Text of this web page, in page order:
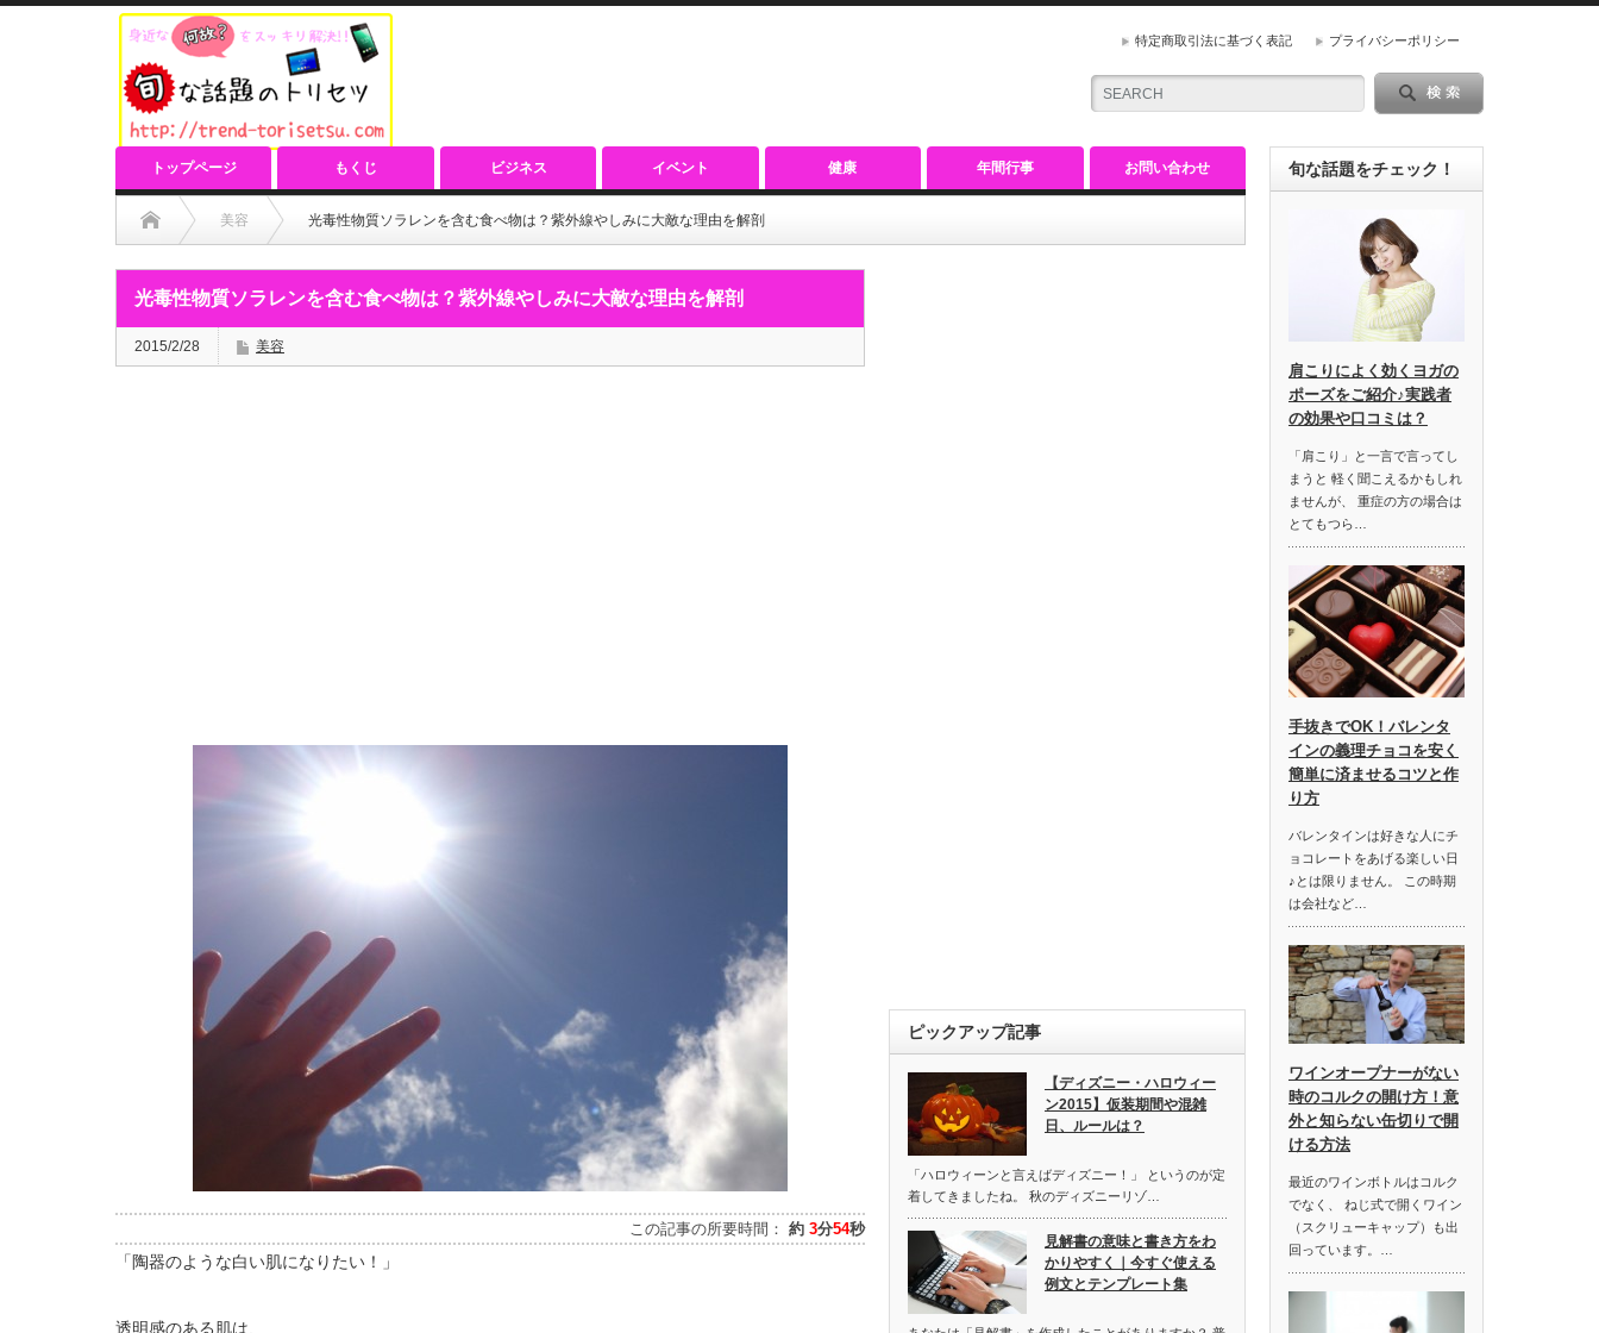
特定商取引法に基づく表記 プライバシーポリシー
トップページ もくじ ビジネス イベント 健康 年間行事 お問い合わせ
美容 光毒性物質ソラレンを含む食べ物は？紫外線やしみに大敵な理由を解剖
光毒性物質ソラレンを含む食べ物は？紫外線やしみに大敵な理由を解剖
2015/2/28 美容
この記事の所要時間： 約 3分54秒
「陶器のような白い肌になりたい！」
透明感のある肌は、
ピックアップ記事
【ディズニー・ハロウィー
ン2015】仮装期間や混雑
日、ルールは？
「ハロウィーンと言えばディズニー！」 というのが定
着してきましたね。 秋のディズニーリゾ…
見解書の意味と書き方をわ
かりやすく｜今すぐ使える
例文とテンプレート集
旬な話題をチェック！
肩こりによく効くヨガの
ポーズをご紹介♪実践者
の効果や口コミは？
「肩こり」と一言で言ってし
まうと 軽く聞こえるかもしれ
ませんが、 重症の方の場合は
とてもつら…
手抜きでOK！バレンタ
インの義理チョコを安く
簡単に済ませるコツと作
り方
バレンタインは好きな人にチ
ョコレートをあげる楽しい日
♪とは限りません。 この時期
は会社など…
ワインオープナーがない
時のコルクの開け方！意
外と知らない缶切りで開
ける方法
最近のワインボトルはコルク
でなく、 ねじ式で開くワイン
（スクリューキャップ）も出
回っています。…